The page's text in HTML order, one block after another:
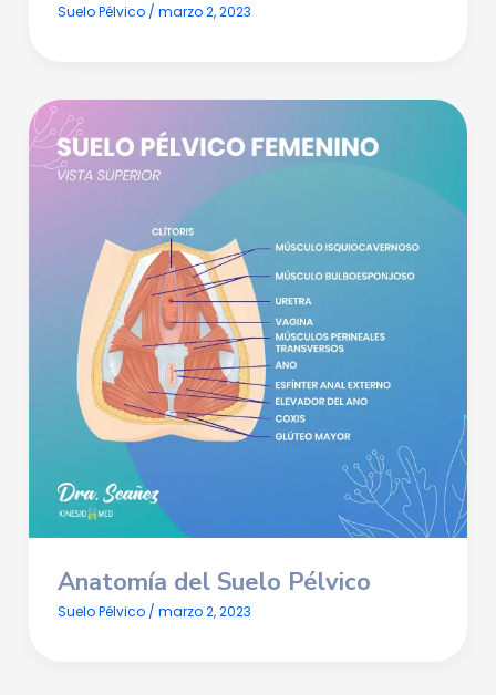
Suelo Pélvico/ marzo 2, 2023
Anatomía del Suelo Pélvico
Suelo Pélvico/ marzo 2, 2023